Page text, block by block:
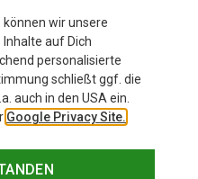
können wir unsere
auf Dich
personalisierte
schließt ggf. die
auch in den USA ein.
Google Privacy Site.